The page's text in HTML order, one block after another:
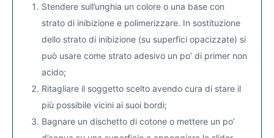
Stendere sull’unghia un colore o una base con
strato di inibizione e polimerizzare. In sostituzione
dello strato di inibizione (su superfici opacizzate) si
può usare come strato adesivo un po’ di primer non
acido;
Ritagliare il soggetto scelto avendo cura di stare il
più possibile vicini ai suoi bordi;
Bagnare un dischetto di cotone o mettere un po’